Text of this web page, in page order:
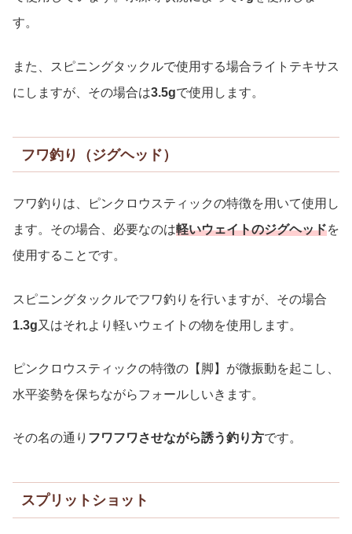
す。
また、スピニングタックルで使用する場合ライトテキサス
にしますが、その場合は3.5gで使用します。
フワ釣り（ジグヘッド）
フワ釣りは、ピンクロウスティックの特徴を用いて使用し
ます。その場合、必要なのは軽いウェイトのジグヘッドを
使用することです。
スピニングタックルでフワ釣りを行いますが、その場合
1.3g又はそれより軽いウェイトの物を使用します。
ピンクロウスティックの特徴の【脚】が微振動を起こし、
水平姿勢を保ちながらフォールしいきます。
その名の通り フワフワさせながら誘う釣り方です。
スプリットショット